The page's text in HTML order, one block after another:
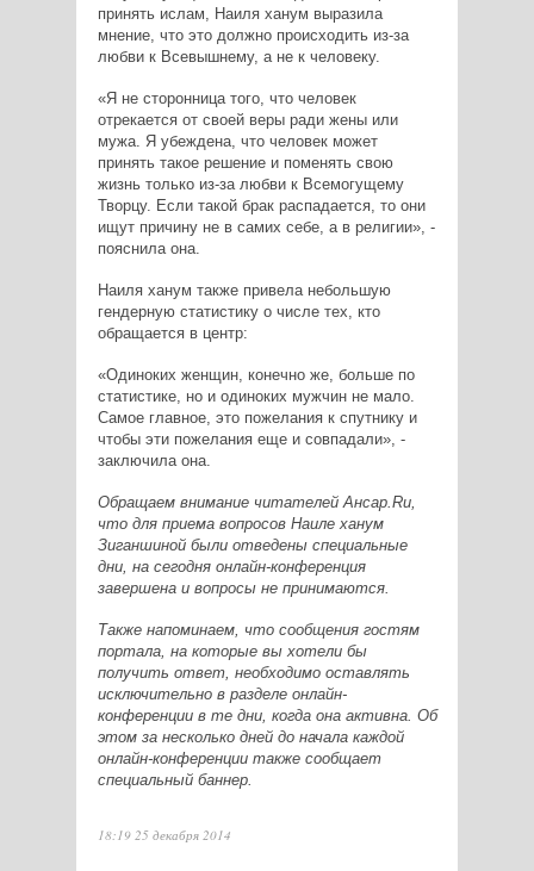
принять ислам, Наиля ханум выразила
мнение, что это должно происходить из-за
любви к Всевышнему, а не к человеку.
«Я не сторонница того, что человек
отрекается от своей веры ради жены или
мужа. Я убеждена, что человек может
принять такое решение и поменять свою
жизнь только из-за любви к Всемогущему
Творцу. Если такой брак распадается, то они
ищут причину не в самих себе, а в религии», -
пояснила она.
Наиля ханум также привела небольшую
гендерную статистику о числе тех, кто
обращается в центр:
«Одиноких женщин, конечно же, больше по
статистике, но и одиноких мужчин не мало.
Самое главное, это пожелания к спутнику и
чтобы эти пожелания еще и совпадали», -
заключила она.
Обращаем внимание читателей Ансар.Ru,
что для приема вопросов Наиле ханум
Зиганшиной были отведены специальные
дни, на сегодня онлайн-конференция
завершена и вопросы не принимаются.
Также напоминаем, что сообщения гостям
портала, на которые вы хотели бы
получить ответ, необходимо оставлять
исключительно в разделе онлайн-
конференции в те дни, когда она активна. Об
этом за несколько дней до начала каждой
онлайн-конференции также сообщает
специальный баннер.
18:19 25 декабря 2014